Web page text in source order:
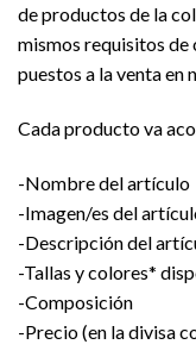
de productos de la
mismos requisitos de
puestos a la venta
Cada producto va
-Nombre del artículo
-Imagen/es del
-Descripción del
-Tallas y colores*
-Composición
-Precio (en la divisa